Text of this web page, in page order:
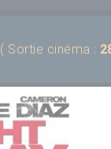
( Sortie cinéma :